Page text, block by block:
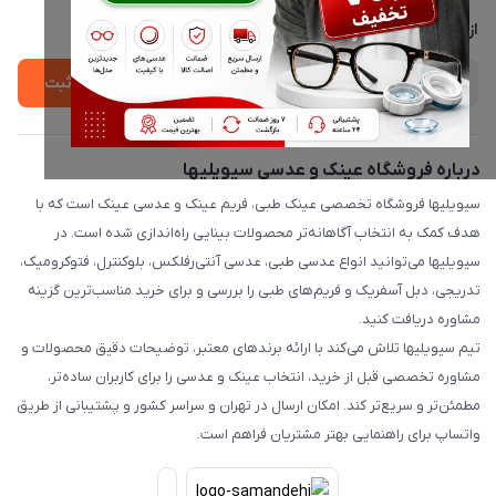
درباره ما
از جدید‌ترین تخفیف‌ها با‌ خبر شوید
ثبت
درباره فروشگاه عینک و عدسی سیویلیها
سیویلیها فروشگاه تخصصی عینک طبی، فریم عینک و عدسی عینک است که با
هدف کمک به انتخاب آگاهانه‌تر محصولات بینایی راه‌اندازی شده است. در
سیویلیها می‌توانید انواع عدسی طبی، عدسی آنتی‌رفلکس، بلوکنترل، فتوکرومیک،
تدریجی، دبل آسفریک و فریم‌های طبی را بررسی و برای خرید مناسب‌ترین گزینه
مشاوره دریافت کنید.
تیم سیویلیها تلاش می‌کند با ارائه برندهای معتبر، توضیحات دقیق محصولات و
مشاوره تخصصی قبل از خرید، انتخاب عینک و عدسی را برای کاربران ساده‌تر،
مطمئن‌تر و سریع‌تر کند. امکان ارسال در تهران و سراسر کشور و پشتیبانی از طریق
واتساپ برای راهنمایی بهتر مشتریان فراهم است.